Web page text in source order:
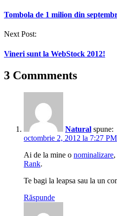
Tombola de 1 milion din
Next Post:
Vineri sunt la WebStock 2012!
3 Commments
Natural spune:
octombrie 2, 2012 la 7:27 PM
Ai de la mine o nominalizare
Rank.
Te bagi la leapsa sau la un
Răspunde